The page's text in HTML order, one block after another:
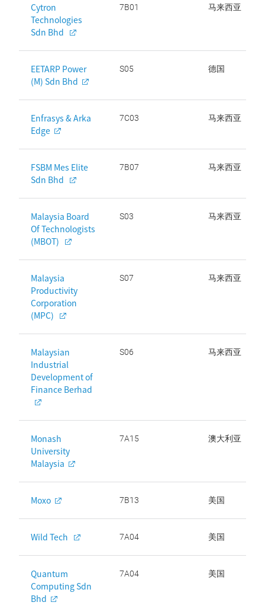
Cytron
Technologies
Sdn Bhd
7B01 马来西亚
EETARP Power
(M) Sdn Bhd
S05 德国
Enfrasys & Arka
Edge
7C03 马来西亚
FSBM Mes Elite
Sdn Bhd
7B07 马来西亚
Malaysia Board
Of Technologists
(MBOT)
S03 马来西亚
Malaysia
Productivity
Corporation
(MPC)
S07 马来西亚
Malaysian
Industrial
Development of
Finance Berhad
S06 马来西亚
Monash
University
Malaysia
7A15 澳大利亚
Moxo 7B13 美国
Wild Tech 7A04 美国
Quantum
Computing Sdn
Bhd
7A04 美国